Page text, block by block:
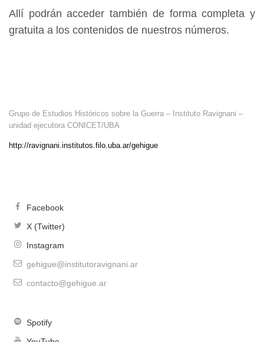
Allí podrán acceder también de forma completa y
gratuita a los contenidos de nuestros números.
Grupo de Estudios Históricos sobre la Guerra – Instituto Ravignani –
unidad ejecutora CONICET/UBA
http://ravignani.institutos.filo.uba.ar/gehigue
Facebook
X (Twitter)
Instagram
gehigue@institutoravignani.ar
contacto@gehigue.ar
Spotify